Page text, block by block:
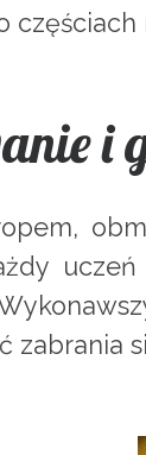
i
zabrania